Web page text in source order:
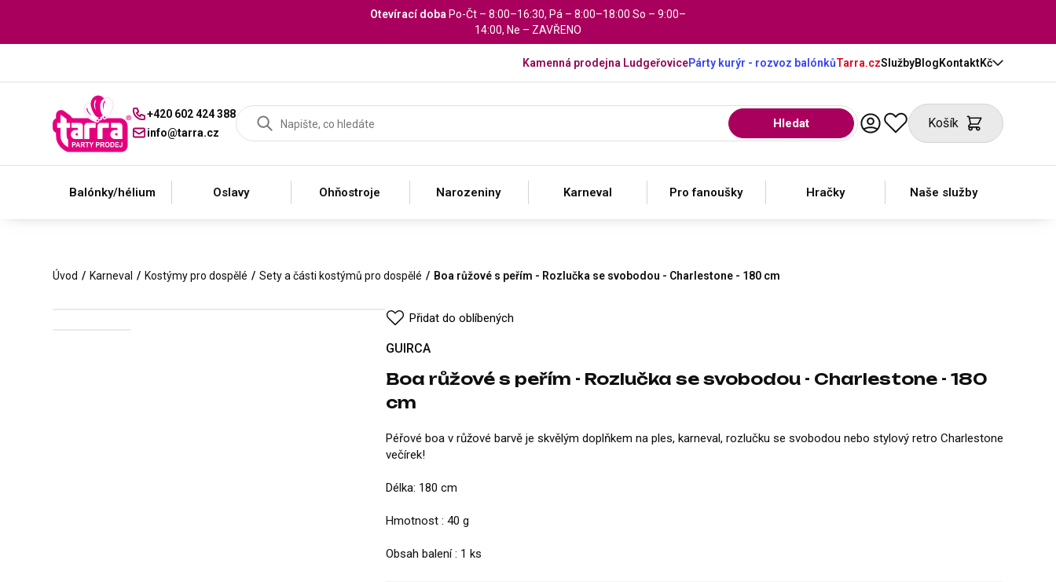
Otevírací doba Po-Čt – 8:00–16:30, Pá – 8:00–18:00 So – 9:00–
14:00, Ne – ZAVŘENO
Kamenná prodejna LudgeřovicePárty kurýr - rozvoz balónkůTarra.czSlužbyBlogKontaktKč
+420 602 424 388
info@tarra.cz
Hledat Košík
Balónky/hélium Oslavy Ohňostroje Narozeniny Karneval Pro fanoušky Hračky Naše služby
Úvod Karneval Kostýmy pro dospělé Sety a části kostýmů pro dospělé Boa růžové s peřím - Rozlučka se svobodou - Charlestone - 180 cm
Přidat do oblíbených
GUIRCA
Boa růžové s peřím - Rozlučka se svobodou - Charlestone - 180
cm
Péřové boa v růžové barvě je skvělým doplňkem na ples, karneval, rozlučku se svobodou nebo stylový retro Charlestone
večírek!
Délka: 180 cm
Hmotnost : 40 g
Obsah balení : 1 ks